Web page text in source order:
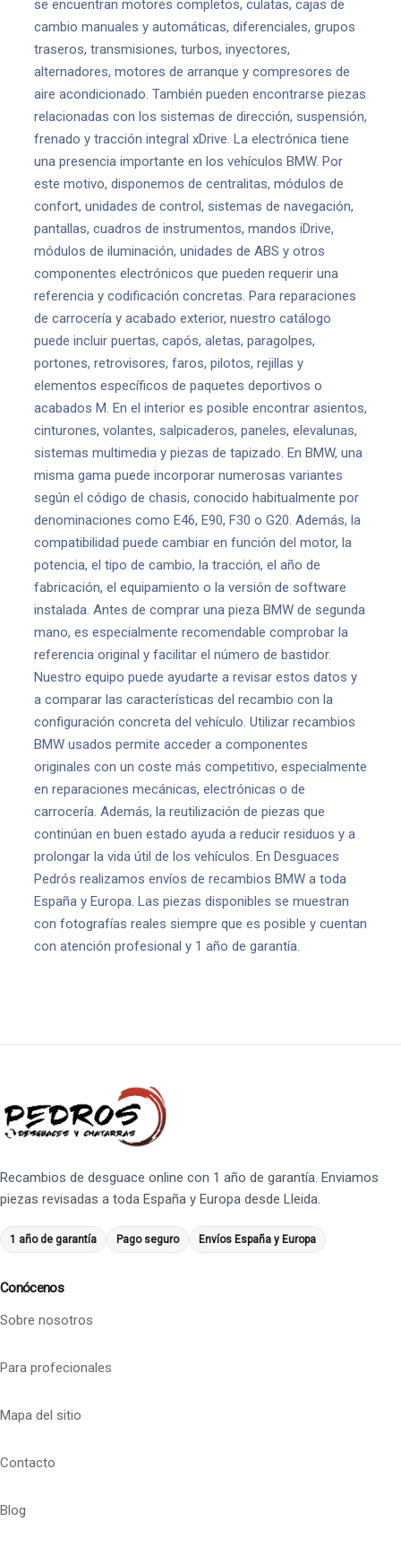
se encuentran motores completos, culatas, cajas de
cambio manuales y automáticas, diferenciales, grupos
traseros, transmisiones, turbos, inyectores,
alternadores, motores de arranque y compresores de
aire acondicionado. También pueden encontrarse piezas
relacionadas con los sistemas de dirección, suspensión,
frenado y tracción integral xDrive. La electrónica tiene
una presencia importante en los vehículos BMW. Por
este motivo, disponemos de centralitas, módulos de
confort, unidades de control, sistemas de navegación,
pantallas, cuadros de instrumentos, mandos iDrive,
módulos de iluminación, unidades de ABS y otros
componentes electrónicos que pueden requerir una
referencia y codificación concretas. Para reparaciones
de carrocería y acabado exterior, nuestro catálogo
puede incluir puertas, capós, aletas, paragolpes,
portones, retrovisores, faros, pilotos, rejillas y
elementos específicos de paquetes deportivos o
acabados M. En el interior es posible encontrar asientos,
cinturones, volantes, salpicaderos, paneles, elevalunas,
sistemas multimedia y piezas de tapizado. En BMW, una
misma gama puede incorporar numerosas variantes
según el código de chasis, conocido habitualmente por
denominaciones como E46, E90, F30 o G20. Además, la
compatibilidad puede cambiar en función del motor, la
potencia, el tipo de cambio, la tracción, el año de
fabricación, el equipamiento o la versión de software
instalada. Antes de comprar una pieza BMW de segunda
mano, es especialmente recomendable comprobar la
referencia original y facilitar el número de bastidor.
Nuestro equipo puede ayudarte a revisar estos datos y
a comparar las características del recambio con la
configuración concreta del vehículo. Utilizar recambios
BMW usados permite acceder a componentes
originales con un coste más competitivo, especialmente
en reparaciones mecánicas, electrónicas o de
carrocería. Además, la reutilización de piezas que
continúan en buen estado ayuda a reducir residuos y a
prolongar la vida útil de los vehículos. En Desguaces
Pedrós realizamos envíos de recambios BMW a toda
España y Europa. Las piezas disponibles se muestran
con fotografías reales siempre que es posible y cuentan
con atención profesional y 1 año de garantía.
Recambios de desguace online con 1 año de garantía. Enviamos
piezas revisadas a toda España y Europa desde Lleida.
1 año de garantía Pago seguro Envíos España y Europa
Conócenos
Sobre nosotros
Para profecionales
Mapa del sitio
Contacto
Blog